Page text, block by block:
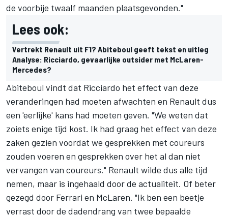
de voorbije twaalf maanden plaatsgevonden."
Lees ook:
Vertrekt Renault uit F1? Abiteboul geeft tekst en uitleg
Analyse: Ricciardo, gevaarlijke outsider met McLaren-
Mercedes?
Abiteboul vindt dat Ricciardo het effect van deze
veranderingen had moeten afwachten en Renault dus
een 'eerlijke' kans had moeten geven. "We weten dat
zoiets enige tijd kost. Ik had graag het effect van deze
zaken gezien voordat we gesprekken met coureurs
zouden voeren en gesprekken over het al dan niet
vervangen van coureurs." Renault wilde dus alle tijd
nemen, maar is ingehaald door de actualiteit. Of beter
gezegd door Ferrari en McLaren. "Ik ben een beetje
verrast door de dadendrang van twee bepaalde